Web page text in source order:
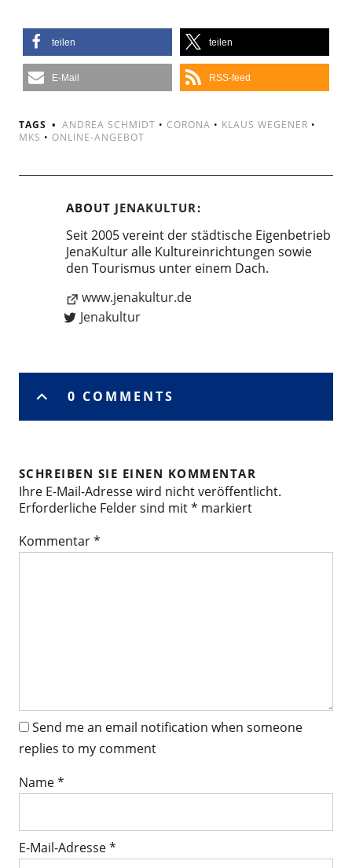
teilen teilen
E-Mail RSS-feed
TAGS ANDREA SCHMIDT • CORONA • KLAUS WEGENER •
MKS • ONLINE-ANGEBOT
ABOUT JENAKULTUR
Seit 2005 vereint der städtische Eigenbetrieb
JenaKultur alle Kultureinrichtungen sowie
den Tourismus unter einem Dach.
www.jenakultur.de
Jenakultur
0 COMMENTS
SCHREIBEN SIE EINEN KOMMENTAR
Ihre E-Mail-Adresse wird nicht veröffentlicht.
Erforderliche Felder sind mit* markiert
Kommentar*
Send me an email notification when someone
replies to my comment
Name*
E-Mail-Adresse*